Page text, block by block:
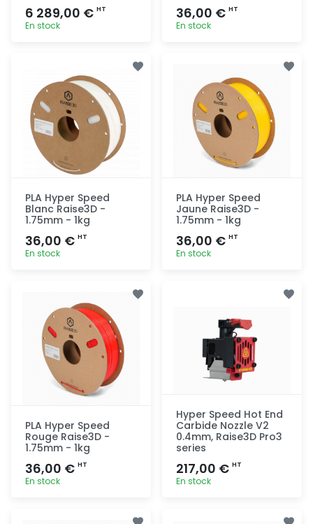
6 289,00 € HT
En stock
36,00 € HT
En stock
PLA Hyper Speed
Blanc Raise3D -
1.75mm - 1kg
36,00 € HT
En stock
PLA Hyper Speed
Jaune Raise3D -
1.75mm - 1kg
36,00 € HT
En stock
PLA Hyper Speed
Rouge Raise3D -
1.75mm - 1kg
36,00 € HT
En stock
Hyper Speed Hot End
Carbide Nozzle V2
0.4mm, Raise3D Pro3
series
217,00 € HT
En stock